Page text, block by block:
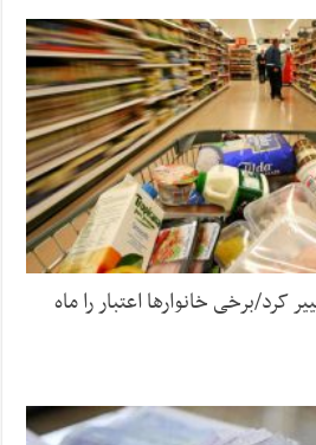
کرد/برخی خانوارها اعتبار را ماه